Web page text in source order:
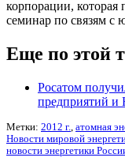
корпорации, которая
семинар по связям с
Еще по этой
Росатом
предприятий
Метки: 2012 г. атомная
Новости мировой
новости энергетики